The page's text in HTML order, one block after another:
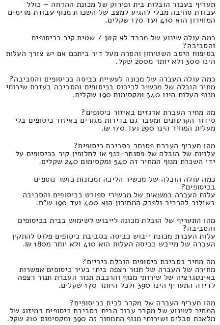
תעריף בעבור הובלות בית ופירוק של מכונת ההדחה – כולל
עבודת סחיבה מבלי להגיע למצב של השכרת מנוף עבודת מרימים
המחירון הוא 410 ועד 170 שקלים.
כמה עולה שינוע של מרבד לא קטן / שטיח קיר בכיסופים
והסביבה?
בסיפוח היסב השטיחון והסרה מעל דיר ביתכם אם יש צורך העלות
הינו 300 ולא יותר מ200 שקל.
כמה עולה העברה של מכונה לעשיית כביסה בכיסופים והסביבה?
מחיר הובלה של מכשיר לכיבוס בכיסופים והסביבה בעזרת שירותי
מנוף העלות הינו 340 ומקסימום 190 שקלים.
מה מחיר העברת ארגזים באיזור כיסופים?
סידור הקרטונים ומעבר גם בדירות מגורים באיזור כיסופים בלי
מעלית המחיר הינו 290 ועד 170 ₪.
מהו תעריף העברת פסנתר בסביבת כיסופים?
עלויות של הובלה של פסנתר-כנף או לחלופין קיר בכיסופים על
ידי השכרת מנוף המחיר זה 540 ומקסימום 240 שקלים.
כמה עולה הובלה של מכשיר הליכה ומכונות כושר נוספים
בכיסופים?
עלות העברה במשאית של מכשירי ספורט בכיסופים והסביבה
בשילוב להרכיב ולפרק המחירון הוא 400 ועד 190 ש"ח.
מהו התעריף של הובלת מכונה לייבוש לשימוש בבית בכיסופים
והסביבה?
עלות העברת מכונת ייבוש כביסה בסביבת כיסופים פלוס להתקין
העברה של מייבש כביסה העלות הוא 410 ולא יותר מ180 ₪.
מה מחיר בסביבת כיסופים הובלת כיריים?
מחירה של העברה של תנור רצפה ביתי בעיר כיסופים אפשרות
באינטגרציה של שירותי מנוף והרכבת תנור העברת תנור רצפה
לדירה התעריף הינו 390 ולכל היותר 170 שקלים.
מהו תעריף העברה של מקרר לבית בכיסופים?
המחיר לשינוע של מקרר עבור הבית בסביבת כיסופים במיזוג של
מלאכת סבלים ושירותי מנוף התמחור זה 390 ומקסימום 210 שקל.